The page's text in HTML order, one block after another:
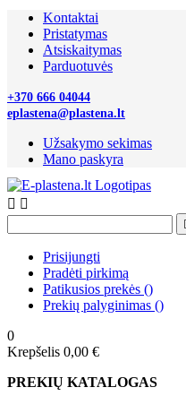
Kontaktai
Pristatymas
Atsiskaitymas
Parduotuvės
+370 666 04044
eplastena@plastena.lt
Užsakymo sekimas
Mano paskyra
 
Prisijungti
Pradėti pirkimą
Patikusios prekės ()
Prekių palyginimas ()
0
Krepšelis 0,00 €
PREKIŲ KATALOGAS